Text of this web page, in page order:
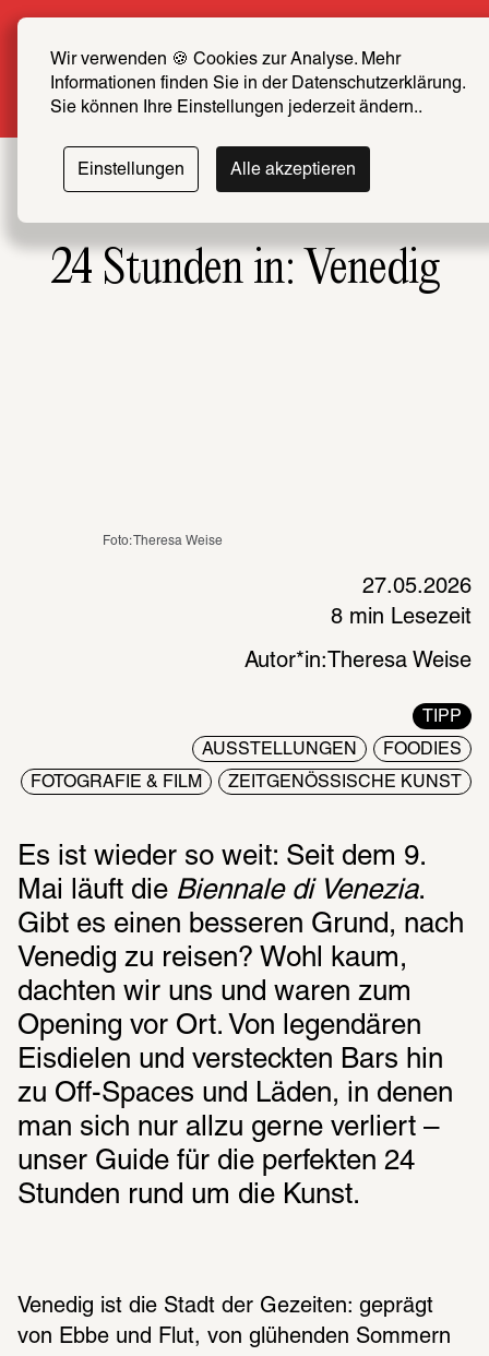
Wir verwenden 🍪 Cookies zur Analyse. Mehr
Informationen finden Sie in der Datenschutzerklärung.
Sie können Ihre Einstellungen jederzeit ändern..
Einstellungen Alle akzeptieren
FREUND*IN werden
Mehr erfahren
24 Stunden in: Venedig
Foto: Theresa Weise
27.05.2026
8 min Lesezeit
Autor*in: Theresa Weise
TIPP
AUSSTELLUNGEN FOODIES
FOTOGRAFIE & FILM ZEITGENÖSSISCHE KUNST
Es ist wieder so weit: Seit dem 9.
Mai läuft die Biennale di Venezia.
Gibt es einen besseren Grund, nach
Venedig zu reisen? Wohl kaum,
dachten wir uns und waren zum
Opening vor Ort. Von legendären
Eisdielen und versteckten Bars hin
zu Off-Spaces und Läden, in denen
man sich nur allzu gerne verliert –
unser Guide für die perfekten 24
Stunden rund um die Kunst.
Venedig ist die Stadt der Gezeiten: geprägt
von Ebbe und Flut, von glühenden Sommern